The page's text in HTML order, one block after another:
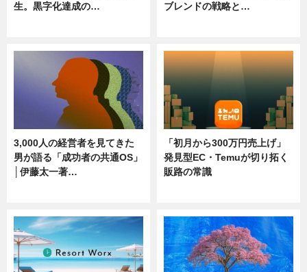
生。黒字化達成の…
ブレンドの戦略と…
3,000人の経営者を見てきた
男が語る「成功者の共通OS」
│伊藤太一著…
「初月から300万円売上げ」
発見型EC・Temuが切り拓く
販路の常識